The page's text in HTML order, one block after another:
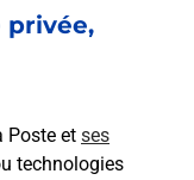
privée,
Poste et ses
technologies